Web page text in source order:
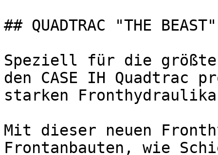
## QUADTRAC "THE BEAST"
Speziell für die
den CASE IH Quadtrac
starken
Mit dieser neuen
Frontanbauten, wie